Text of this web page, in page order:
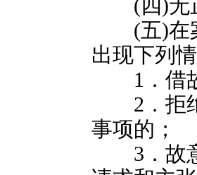
(四)无正
(五)在案
出现下列
1．借故
2．拒绝
事项的；
3．故意